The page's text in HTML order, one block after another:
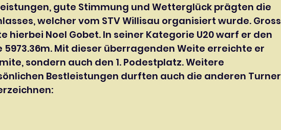
gute Stimmung und Wetterglück prägten die
welcher vom STV Willisau organisiert wurde. Gross
hierbei Noel Gobet. In seiner Kategorie U20 warf er den
5973.36m. Mit dieser überragenden Weite erreichte er
sondern auch den 1. Podestplatz. Weitere
Bestleistungen durften auch die anderen Turner